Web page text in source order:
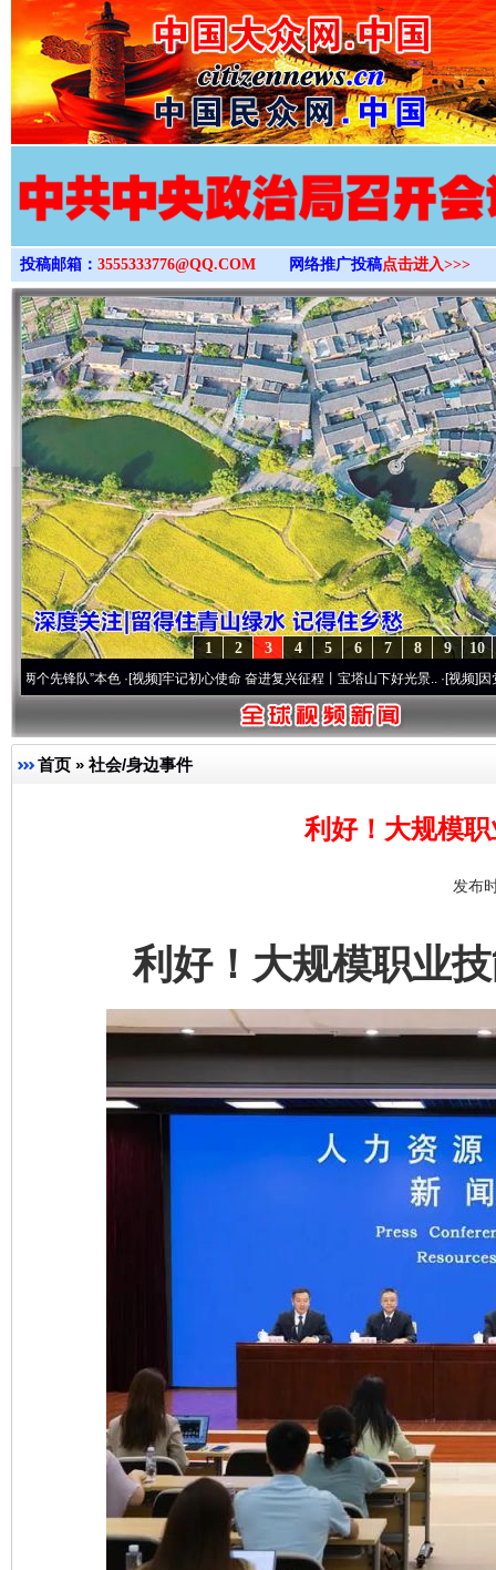
>
投稿邮箱： 3555333776@QQ.COM 网络推广投稿点击进入>>>
10
9
8
7
6
5
4
3
2
1
”本色·[视频]牢记初心使命 奋进复兴征程丨宝塔山下好光景..·[视频]因党而生 为
首页 » 社会/身边事件
利好！大规模
发布
利好！大规模职业技